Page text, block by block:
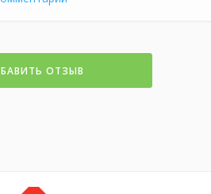
ОТЗЫВ